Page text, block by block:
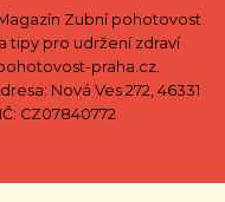
Zubní pohotovost
tipy pro udržení zdraví
praha.cz.
Nová Ves 272, 46331
CZ07840772